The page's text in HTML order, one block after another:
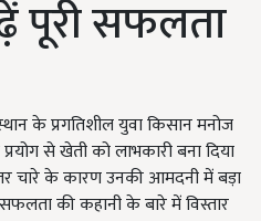
पूरी सफलता
के प्रगतिशील युवा किसान मनोज
से खेती को लाभकारी बना दिया
चारे के कारण उनकी आमदनी में बड़ा
की कहानी के बारे में विस्तार